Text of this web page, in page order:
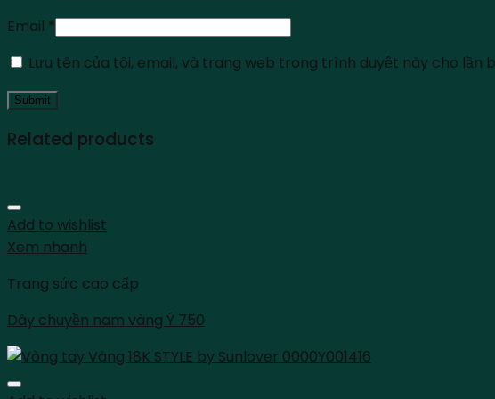
Email *
Lưu tên của tôi, email, và trang web trong trình duyệt này cho lần
Related products
Add to wishlist
Xem nhanh
Trang sức cao cấp
Dây chuyền nam vàng Ý 750